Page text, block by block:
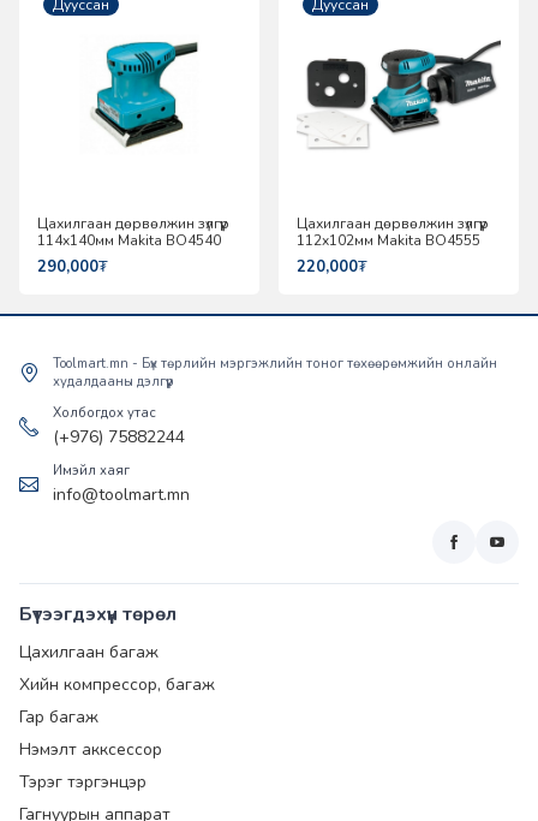
Дууссан
Цахилгаан дөрвөлжин зүлгүүр
114x140мм Makita BO4540
290,000₮
Дууссан
Цахилгаан дөрвөлжин зүлгүүр
112x102мм Makita BO4555
220,000₮
Toolmart.mn - Бүх төрлийн мэргэжлийн тоног төхөөрөмжийн онлайн
худалдааны дэлгүүр
Холбогдох утас
(+976) 75882244
Имэйл хаяг
info@toolmart.mn
Бүтээгдэхүүн төрөл
Цахилгаан багаж
Хийн компрессор, багаж
Гар багаж
Нэмэлт акксессор
Тэрэг тэргэнцэр
Гагнуурын аппарат